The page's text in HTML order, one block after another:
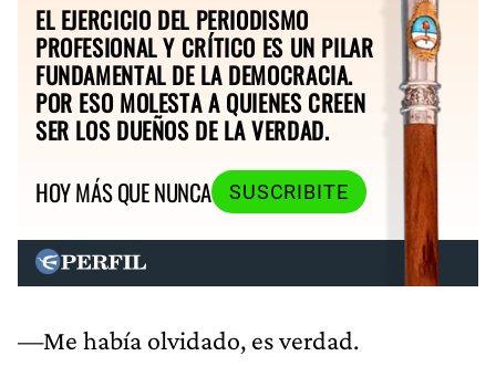
EL EJERCICIO DEL PERIODISMO
PROFESIONAL Y CRÍTICO ES UN PILAR
FUNDAMENTAL DE LA DEMOCRACIA.
POR ESO MOLESTA A QUIENES CREEN
SER LOS DUEÑOS DE LA VERDAD.
HOY MÁS QUE NUNCA
SUSCRIBITE
—Me había olvidado, es verdad.